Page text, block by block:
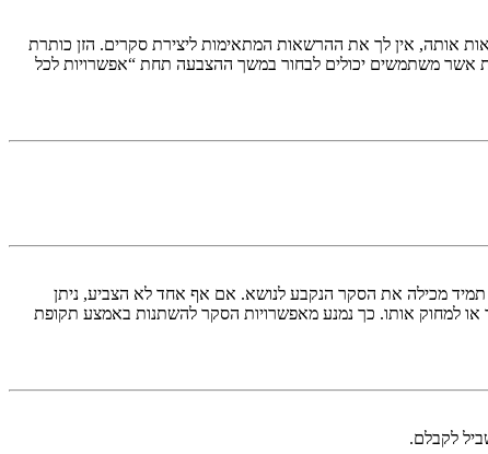
אותה, אין לך את ההרשאות המתאימות ליצירת סקרים. הזן כותרת
אשר משתמשים יכולים לבחור במשך ההצבעה תחת “אפשרויות לכל
תמיד מכילה את הסקר הנקבע לנושא. אם אף אחד לא הצביע, ניתן
למחוק אותו. כך נמנע מאפשרויות הסקר להשתנות באמצע תקופת
לקבלם.